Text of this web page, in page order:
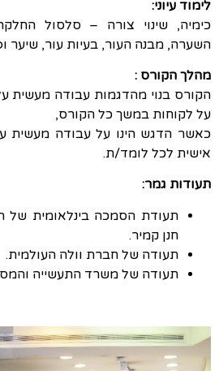
לימוד עיוני:
כימיה, שינוי צורה – סלסול
השערה, מבנה העור, בעיות עור, שיער
מהלך הקורס :
הקורס בנוי מהדגמות עבודה מעשית
על לקוחות במשך כל הקורס,
כאשר הדגש הינו על עבודה מעשית
אישית לכל לומד/ת.
תעודות גמר:
תעודת הסמכה בינלאומית של
חנן קמיר.
תעודה של חברת וולה העולמית.
תעודה של משרד התעשייה